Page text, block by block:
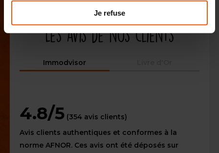
Je refuse
Les avis de nos clients
Immodvisor
4.8/5 (354 avis clients)
Avis clients authentiques et conformes à la
norme AFNOR. Ces avis ont été déposés sur